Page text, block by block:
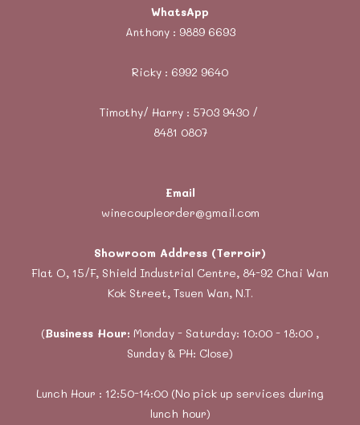
WhatsApp
Anthony : 9889 6693
Ricky : 6992 9640
Timothy/ Harry : 5703 9430 /
8481 0807
Email
winecoupleorder@gmail.com
Showroom Address (Terroir)
Flat O, 15/F, Shield Industrial Centre, 84-92 Chai Wan
Kok Street, Tsuen Wan, N.T.
(Business Hour: Monday - Saturday: 10:00 - 18:00 ,
Sunday & PH: Close)
Lunch Hour : 12:50-14:00 (No pick up services during
lunch hour)